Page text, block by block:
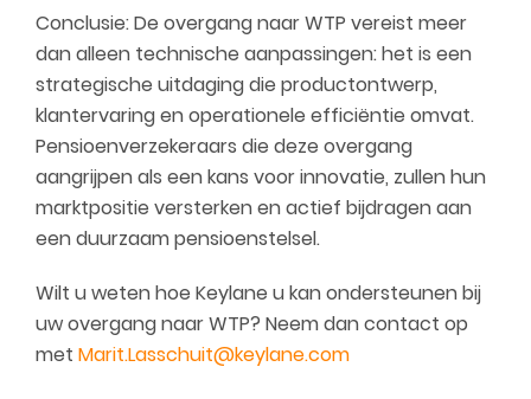
Conclusie: De overgang naar WTP vereist meer
dan alleen technische aanpassingen: het is een
strategische uitdaging die productontwerp,
klantervaring en operationele efficiëntie omvat.
Pensioenverzekeraars die deze overgang
aangrijpen als een kans voor innovatie, zullen hun
marktpositie versterken en actief bijdragen aan
een duurzaam pensioenstelsel.
Wilt u weten hoe Keylane u kan ondersteunen bij
uw overgang naar WTP? Neem dan contact op
met Marit.Lasschuit@keylane.com